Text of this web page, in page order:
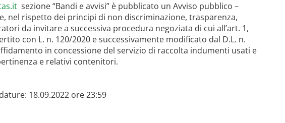
sezione “Bandi e avvisi” è pubblicato un Avviso pubblico –
nel rispetto dei principi di non discriminazione, trasparenza,
da invitare a successiva procedura negoziata di cui all’art. 1,
con L. n. 120/2020 e successivamente modificato dal D.L. n.
in concessione del servizio di raccolta indumenti usati e
e relativi contenitori.
18.09.2022 ore 23:59